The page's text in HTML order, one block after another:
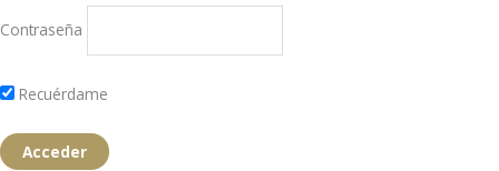
Contraseña
Recuérdame